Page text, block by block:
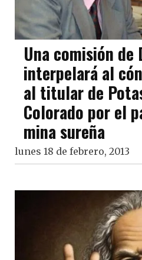
Una comisión de
interpelará al
al titular de
Colorado por el
mina sureña
lunes 18 de febrero, 2013